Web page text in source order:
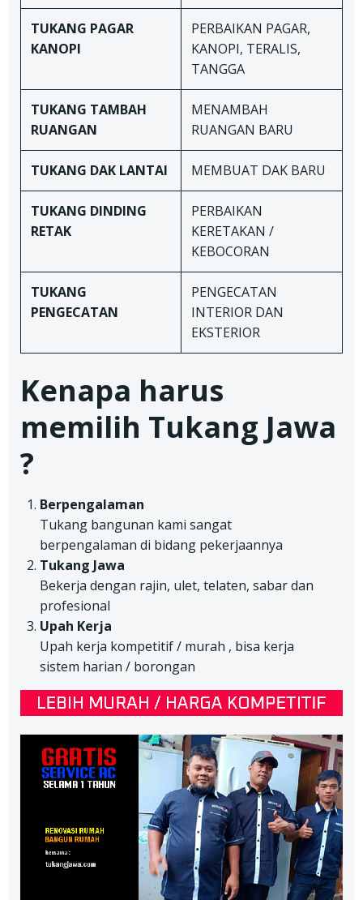
TUKANG PAGAR
KANOPI
PERBAIKAN PAGAR,
KANOPI, TERALIS,
TANGGA
TUKANG TAMBAH
RUANGAN
MENAMBAH
RUANGAN BARU
TUKANG DAK LANTAI MEMBUAT DAK BARU
TUKANG DINDING
RETAK
PERBAIKAN
KERETAKAN /
KEBOCORAN
TUKANG
PENGECATAN
PENGECATAN
INTERIOR DAN
EKSTERIOR
Kenapa harus
memilih Tukang Jawa
?
Berpengalaman
Tukang bangunan kami sangat
berpengalaman di bidang pekerjaannya
Tukang Jawa
Bekerja dengan rajin, ulet, telaten, sabar dan
profesional
Upah Kerja
Upah kerja kompetitif / murah , bisa kerja
sistem harian / borongan